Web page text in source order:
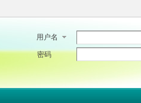
用户名
密码